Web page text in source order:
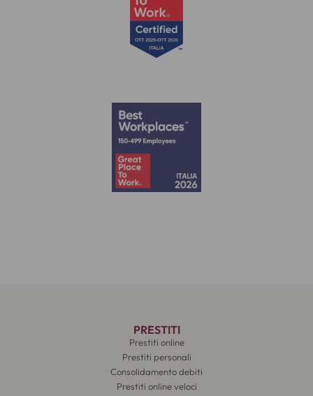
PRESTITI
Prestiti online
Prestiti personali
Consolidamento debiti
Prestiti online veloci